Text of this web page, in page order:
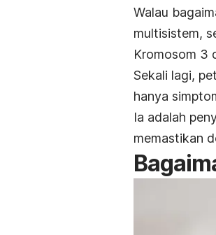
Walau
multisistem,
Kromosom 3
Sekali lagi,
hanya
Ia adalah
memastikan